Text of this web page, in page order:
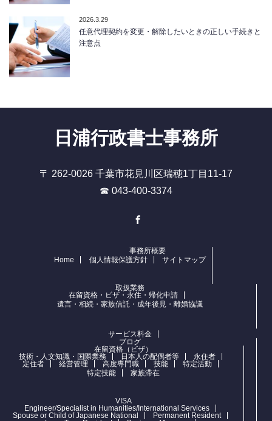
2026.3.29
任意代理契約を変更・解除したいときの正しい手続きと
注意点
日浦行政書士事務所
〒 262-0026 千葉市花見川区瑞穂1丁目11-17
☎ 043-400-3374
Home
事務所概要
個人情報保護方針
サイトマップ
取扱業務
在留資格・ビザ・永住・帰化申請
遺言・相続・家族信託・成年後見・離婚協議
サービス料金
ブログ
在留資格（ビザ）
技術・人文知識・国際業務
日本人の配偶者等
永住者
定住者
経営管理 高度専門職 技能
特定活動
特定技能
家族滞在
VISA
Engineer/Specialist in Humanities/International Services
Spouse or Child of Japanese National
Permanent Resident